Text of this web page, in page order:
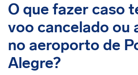
O que fazer caso
voo cancelado ou
no aeroporto de
Alegre?